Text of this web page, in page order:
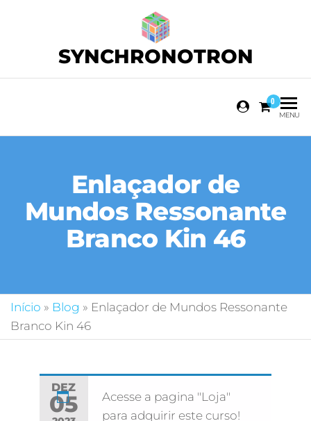
SYNCHRONOTRON
0
MENU
Enlaçador de
Mundos Ressonante
Branco Kin 46
Início » Blog » Enlaçador de Mundos Ressonante
Branco Kin 46
DEZ
05
Acesse a pagina "Loja"
para adquirir este curso!